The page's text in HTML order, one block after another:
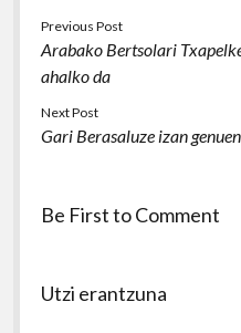
Previous Post
Arabako Bertsolari
ahalko da
Next Post
Gari Berasaluze izan
Be First to Comment
Utzi erantzuna